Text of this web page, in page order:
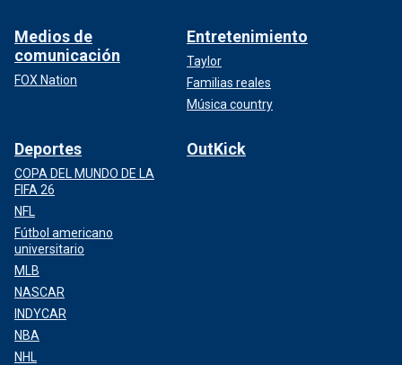
Medios de
comunicación
FOX Nation
Entretenimiento
Taylor
Familias reales
Música country
Deportes
COPA DEL MUNDO DE LA
FIFA 26
NFL
Fútbol americano
universitario
MLB
NASCAR
INDYCAR
NBA
NHL
OutKick